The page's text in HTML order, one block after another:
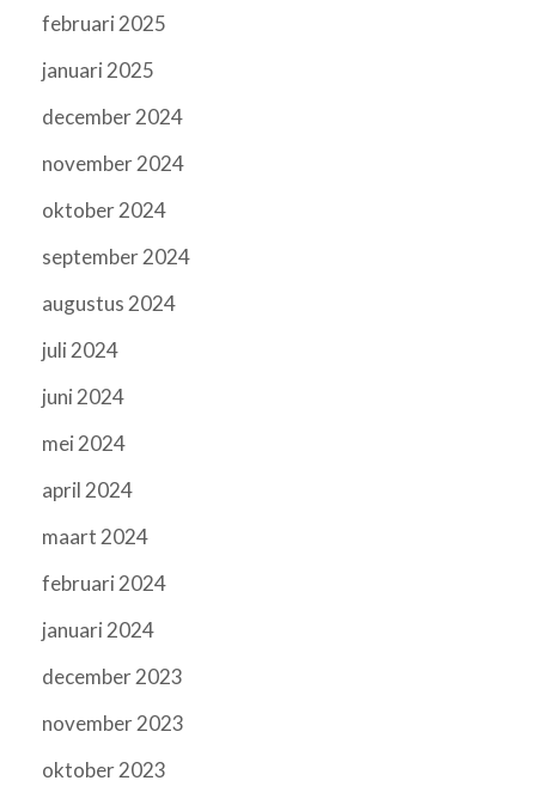
februari 2025
januari 2025
december 2024
november 2024
oktober 2024
september 2024
augustus 2024
juli 2024
juni 2024
mei 2024
april 2024
maart 2024
februari 2024
januari 2024
december 2023
november 2023
oktober 2023